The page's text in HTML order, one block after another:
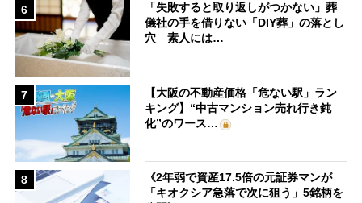
6
「失敗すると取り返しがつかない」葬
儀社の手を借りない「DIY葬」の落とし
穴 素人には…
7
【大阪の不動産価格「危ない駅」ラン
キング】“中古マンション売れ行き鈍
化”のワース…
8
《2年弱で資産17.5倍の元証券マンが
「キオクシア急落で次に狙う」5銘柄を